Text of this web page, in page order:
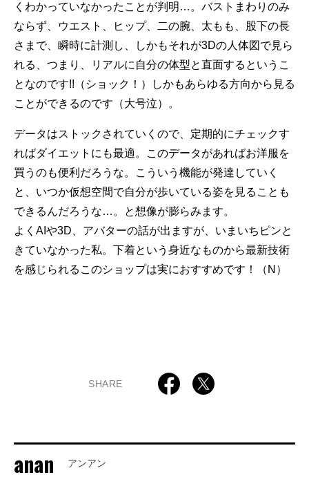
くわかっていなかったことが判明…。バストまわりのみ
ならず、ウエスト、ヒップ、二の腕、太もも、股下の長
さまで、瞬時に計測し、しかもそれが3Dの人体図で見ら
れる、つまり、リアルに自分の体型と直面するというこ
となのです!!（ショック！）しかもあらゆる方向から見る
ことができるのです（大号泣）。
データはストックされていくので、定期的にチェックす
ればダイエットにも最適。このデータがあればお洋服を
買うのも便利だろうな。こういう機能が発達していく
と、いつか仮想空間で自分が歩いている姿を見ることも
できるんだろうな…。と想像が膨らみます。
よくAIや3D、アバターの話が出ますが、いまいちピンと
きていなかった私。下着という身近なものから最新技術
を感じられるこのショップは実におすすめです！（N）
SHARE
anan アンアン